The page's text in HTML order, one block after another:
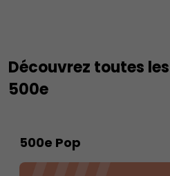
Découvrez toutes
500e
500e Pop